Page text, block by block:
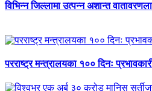
विभिन्न जिल्लामा उत्पन्न अशान्त
परराष्ट्र मन्त्रालयका १०० दिनः